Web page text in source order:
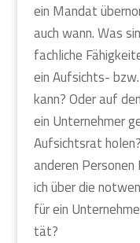
ein Man­dat
auch wann. Was
fach­li­che
ein Auf­sichts-
kann? Oder auf
ein Unter­neh­mer
Auf­sichts­rat
ande­ren
ich über die
für ein
tät?